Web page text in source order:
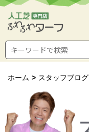
ホーム > スタッフブログ